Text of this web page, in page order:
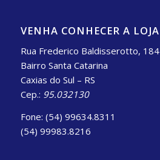
VENHA CONHECER A LOJA
Rua Frederico Baldisserotto, 184
Bairro Santa Catarina
Caxias do Sul – RS
Cep.: 95.032130
Fone: (54) 99634.8311
(54) 99983.8216